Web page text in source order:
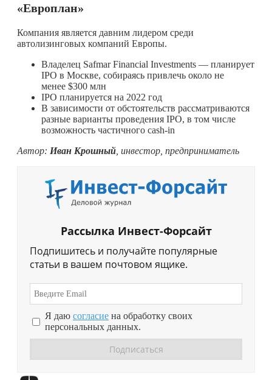
«Европлан»
Компания является давним лидером среди
автолизинговых компаний Европы.
Владелец Safmar Financial Investments — планирует
IPO в Москве, собираясь привлечь около не
менее $300 млн
IPO планируется на 2022 год
В зависимости от обстоятельств рассматриваются
разные варианты проведения IPO, в том числе
возможность частичного cash-in
Автор: Иван Крошный , инвестор, предприниматель
Рассылка Инвест-Форсайт
Подпишитесь и получайте популярные
статьи в вашем почтовом ящике.
Я даю согласие на обработку своих
персональных данных.